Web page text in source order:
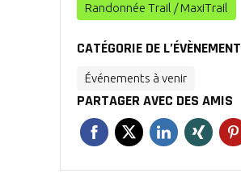
Randonnée Trail / MaxiTrail
CATÉGORIE DE L’ÉVÈNEMENT
Événements à venir
PARTAGER AVEC DES AMIS